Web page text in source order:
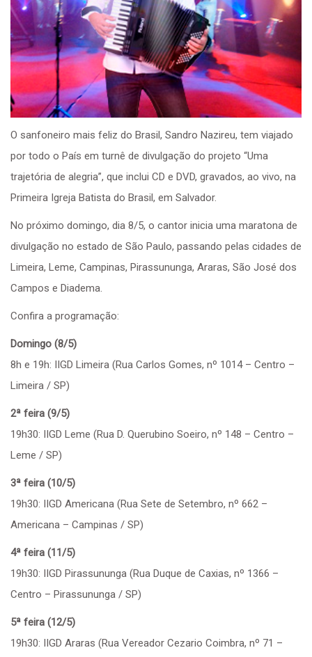
O sanfoneiro mais feliz do Brasil, Sandro Nazireu, tem viajado
por todo o País em turnê de divulgação do projeto “Uma
trajetória de alegria”, que inclui CD e DVD, gravados, ao vivo, na
Primeira Igreja Batista do Brasil, em Salvador.
No próximo domingo, dia 8/5, o cantor inicia uma maratona de
divulgação no estado de São Paulo, passando pelas cidades de
Limeira, Leme, Campinas, Pirassununga, Araras, São José dos
Campos e Diadema.
Confira a programação:
Domingo (8/5)
8h e 19h: IIGD Limeira (Rua Carlos Gomes, nº 1014 – Centro –
Limeira / SP)
2ª feira (9/5)
19h30: IIGD Leme (Rua D. Querubino Soeiro, nº 148 – Centro –
Leme / SP)
3ª feira (10/5)
19h30: IIGD Americana (Rua Sete de Setembro, nº 662 –
Americana – Campinas / SP)
4ª feira (11/5)
19h30: IIGD Pirassununga (Rua Duque de Caxias, nº 1366 –
Centro – Pirassununga / SP)
5ª feira (12/5)
19h30: IIGD Araras (Rua Vereador Cezario Coimbra, nº 71 –